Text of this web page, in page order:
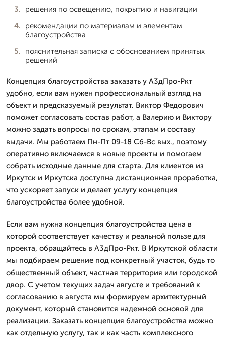
решения по освещению, покрытию и навигации
рекомендации по материалам и элементам
благоустройства
пояснительная записка с обоснованием принятых
решений
Концепция благоустройства заказать у А3дПро-Ркт
удобно, если вам нужен профессиональный взгляд на
объект и предсказуемый результат. Виктор Федорович
поможет согласовать состав работ, а Валерию и Виктору
можно задать вопросы по срокам, этапам и составу
выдачи. Мы работаем Пн-Пт 09-18 Сб-Вс вых., поэтому
оперативно включаемся в новые проекты и помогаем
собрать исходные данные для старта. Для клиентов из
Иркутск и Иркутска доступна дистанционная проработка,
что ускоряет запуск и делает услугу концепция
благоустройства более удобной.
Если вам нужна концепция благоустройства цена в
которой соответствует качеству и реальной пользе для
проекта, обращайтесь в А3дПро-Ркт. В Иркутской области
мы подбираем решение под конкретный участок, будь то
общественный объект, частная территория или городской
двор. С учетом текущих задач августе и требований к
согласованию в августа мы формируем архитектурный
документ, который становится надежной основой для
реализации. Заказать концепция благоустройства можно
как отдельную услугу, так и как часть комплексного